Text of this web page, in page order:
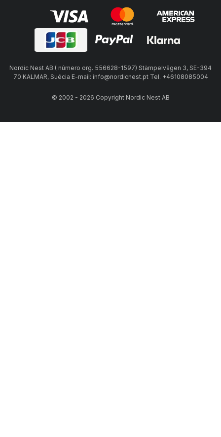
Nordic Nest AB ( número org. 556628-1597) Stämpelvägen 3, SE-394
70 KALMAR, Suécia E-mail: info@nordicnest.pt Tel. +46108085004
© 2002 - 2026 Copyright Nordic Nest AB